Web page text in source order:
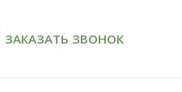
ЗАКАЗАТЬ ЗВОНОК